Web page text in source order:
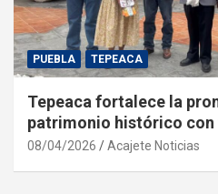
PUEBLA TEPEACA
Tepeaca fortalece la
patrimonio histórico con
08/04/2026 Acajete Noticias